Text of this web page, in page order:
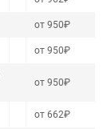
от 950₽
от 950₽
от 950₽
от 662₽